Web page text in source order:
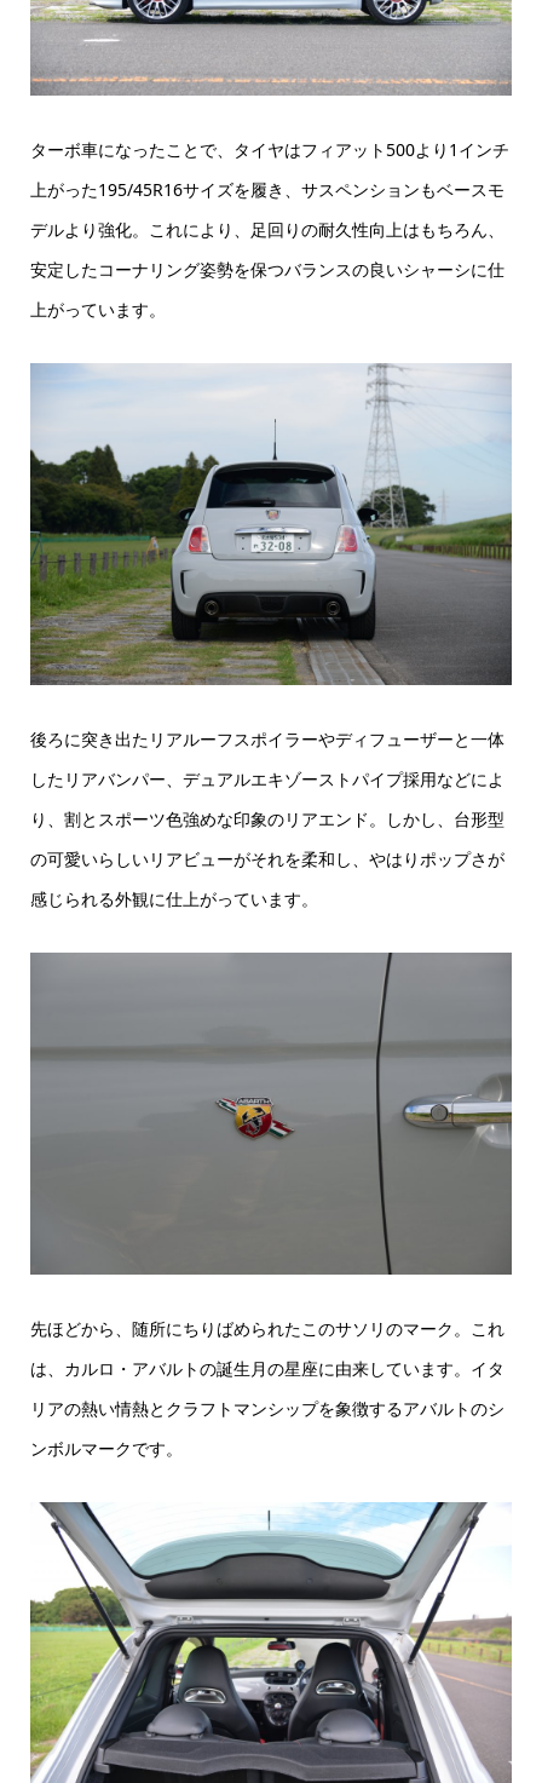
ターボ車になったことで、タイヤはフィアット500より1インチ
上がった195/45R16サイズを履き、サスペンションもベースモ
デルより強化。これにより、足回りの耐久性向上はもちろん、
安定したコーナリング姿勢を保つバランスの良いシャーシに仕
上がっています。
後ろに突き出たリアルーフスポイラーやディフューザーと一体
したリアバンパー、デュアルエキゾーストパイプ採用などによ
り、割とスポーツ色強めな印象のリアエンド。しかし、台形型
の可愛いらしいリアビューがそれを柔和し、やはりポップさが
感じられる外観に仕上がっています。
先ほどから、随所にちりばめられたこのサソリのマーク。これ
は、カルロ・アバルトの誕生月の星座に由来しています。イタ
リアの熱い情熱とクラフトマンシップを象徴するアバルトのシ
ンボルマークです。